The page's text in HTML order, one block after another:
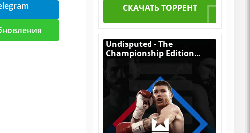
СКАЧАТЬ ТОРРЕНТ
Undisputed - The
Championship Edition
v.Build 21146495
[RUS|ENG] (2024) PC
Пиратка Portable + All